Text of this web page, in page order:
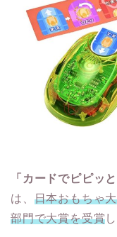
「カードでピピッ
は、 日本おもちゃ
部門で大賞を受賞